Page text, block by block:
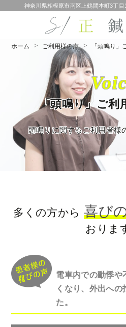
神奈川県相模原市南区上鶴間本町3丁
ホーム ご利用様の声 「頭鳴り」
「頭鳴り」ご利
頭鳴りに関するご利用者様
多くの方から喜び
おりま
電車内での動悸や
くなり、外出への
た。